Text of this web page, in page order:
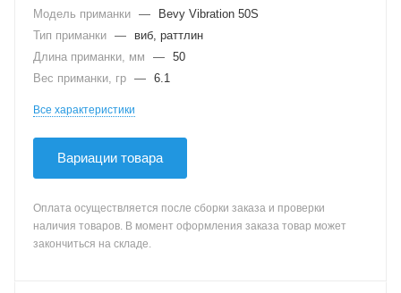
Модель приманки —
Bevy Vibration 50S
Тип приманки —
виб, раттлин
Длина приманки, мм
— 50
Вес приманки, гр — 6.1
Все характеристики
Вариации товара
Оплата осуществляется после сборки заказа и проверки
наличия товаров. В момент оформления заказа товар может
закончиться на складе.